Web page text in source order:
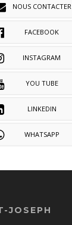
NOUS CONTACTER
FACEBOOK
INSTAGRAM
YOU TUBE
LINKEDIN
WHATSAPP
JOSEPH